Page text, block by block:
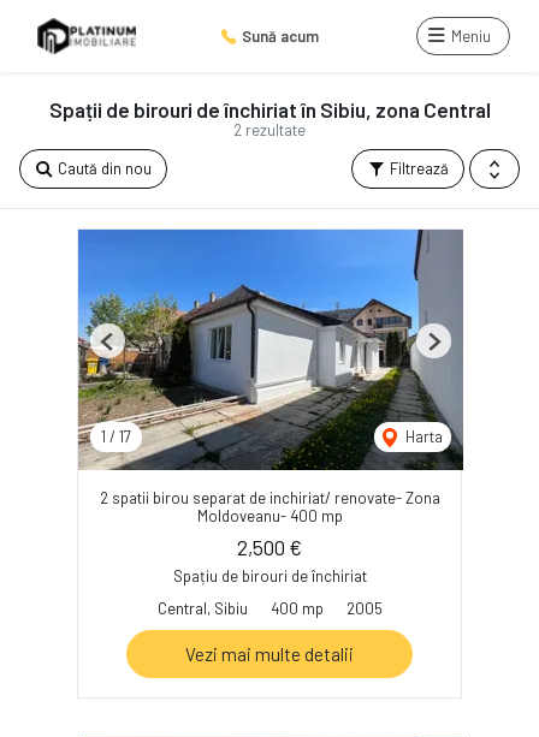
Sună acum Meniu
2 rezultate
Spații de birouri de închiriat în Sibiu, zona Central
Filtrează
Caută din nou
1 / 17 Harta
Previous Next
2 spatii birou separat de inchiriat/ renovate- Zona
Moldoveanu- 400 mp
2,500 €
Spațiu de birouri de închiriat
Central, Sibiu
400 mp 2005
Vezi mai multe detalii